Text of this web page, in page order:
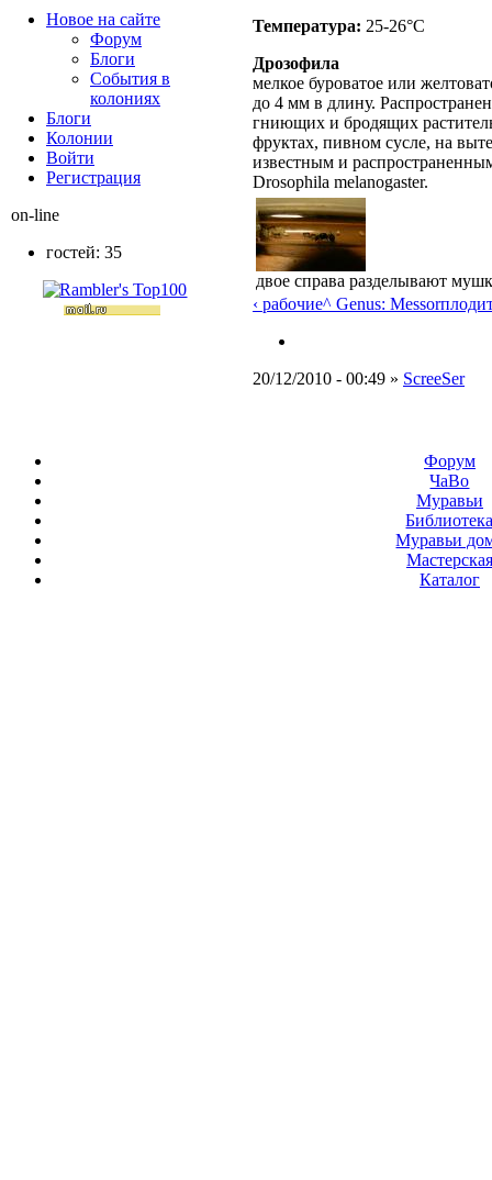
Температура: 25-26°C
Дрозофила
мелкое буроватое или
до 4 мм в длину.
гниющих и бродящих
фруктах, пивном сусле, на
известным и
Drosophila melanogaster.
двое справа разделывают
‹ рабочие^ Genus: Messor
20/12/2010 - 00:49 » ScreeSer
Новое на сайте
Форум
Блоги
События в
колониях
Блоги
Колонии
Войти
Peгиcтpaция
on-line
гостей: 35
Форум
ЧаВо
Муравьи
Муравьи
Мастерская
Каталог